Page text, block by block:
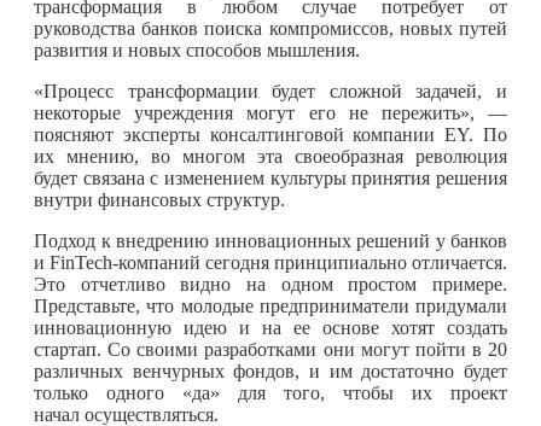
трансформация в любом случае потребует от
руководства банков поиска компромиссов, новых путей
развития и новых способов мышления.
«Процесс трансформации будет сложной задачей, и
некоторые учреждения могут его не пережить», —
поясняют эксперты консалтинговой компании EY. По
их мнению, во многом эта своеобразная революция
будет связана с изменением культуры принятия решения
внутри финансовых структур.
Подход к внедрению инновационных решений у банков
и FinTech-компаний сегодня принципиально отличается.
Это отчетливо видно на одном простом примере.
Представьте, что молодые предприниматели придумали
инновационную идею и на ее основе хотят создать
стартап. Со своими разработками они могут пойти в 20
различных венчурных фондов, и им достаточно будет
только одного «да» для того, чтобы их проект
начал осуществляться.